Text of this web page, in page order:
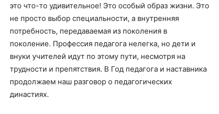
это что-то удивительное! Это особый образ жизни. Это
не просто выбор специальности, а внутренняя
потребность, передаваемая из поколения в
поколение. Профессия педагога нелегка, но дети и
внуки учителей идут по этому пути, несмотря на
трудности и препятствия. В Год педагога и наставника
продолжаем наш разговор о педагогических
династиях.